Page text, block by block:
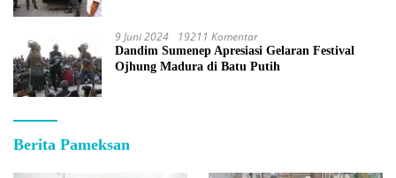
9 Juni 2024 19211 Komentar
Dandim Sumenep Apresiasi Gelaran Festival
Ojhung Madura di Batu Putih
Berita Pameksan